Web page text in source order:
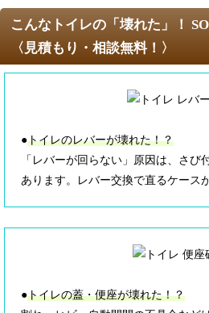
こんなトイレの「壊れた」！
〈見積もり・相談無料！〉
●トイレのレバーが壊れた！？
「レバーが回らない」原因は、さび
あります。レバー交換で直るケース
●トイレの蓋・便座が壊れた！？